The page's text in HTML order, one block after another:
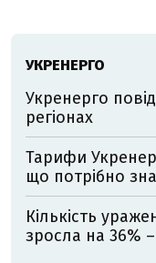
УКРЕНЕРГО
Укренерго
регіонах
Тарифи
що потрібно
Кількість
зросла на 36%